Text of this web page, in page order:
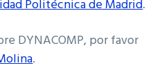
Politécnica de Madrid.
DYNACOMP, por favor
.